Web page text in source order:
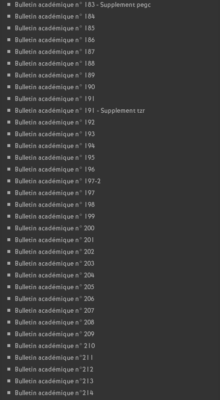
Bulletin académique n° 183 - Supplement pegc
Bulletin académique n° 184
Bulletin académique n° 185
Bulletin académique n° 186
Bulletin académique n° 187
Bulletin académique n° 188
Bulletin académique n° 189
Bulletin académique n° 190
Bulletin académique n° 191
Bulletin académique n° 191 - Supplement tzr
Bulletin académique n° 192
Bulletin académique n° 193
Bulletin académique n° 194
Bulletin académique n° 195
Bulletin académique n° 196
Bulletin académique n° 197-2
Bulletin académique n° 197
Bulletin académique n° 198
Bulletin académique n° 199
Bulletin académique n° 200
Bulletin académique n° 201
Bulletin académique n° 202
Bulletin académique n° 203
Bulletin académique n° 204
Bulletin académique n° 205
Bulletin académique n° 206
Bulletin académique n° 207
Bulletin académique n° 208
Bulletin académique n° 209
Bulletin académique n° 210
Bulletin académique n°211
Bulletin académique n°212
Bulletin académique n°213
Bulletin académique n°214